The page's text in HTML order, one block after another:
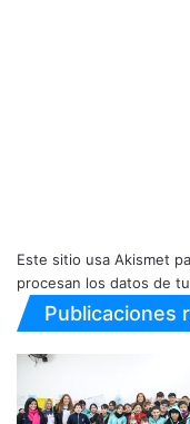
Este sitio usa Akismet
procesan los datos de
Publicaciones